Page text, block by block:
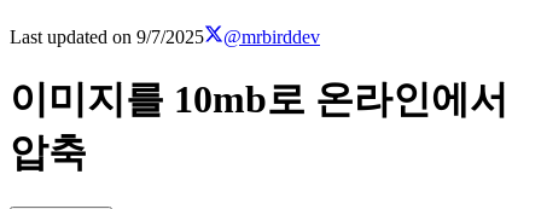
Last updated on 9/7/2025 @mrbirddev
이미지를 10mb로 온라인에서
압축